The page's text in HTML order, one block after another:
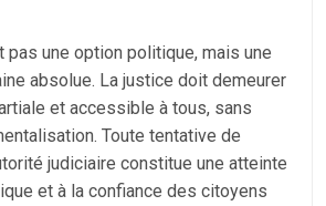
pas une option politique, mais une
absolue. La justice doit demeurer
et accessible à tous, sans
Toute tentative de
judiciaire constitue une atteinte
et à la confiance des citoyens